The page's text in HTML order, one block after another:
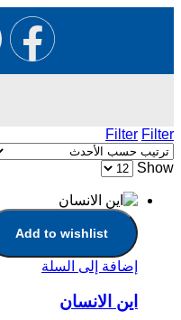
Filter Filter
Show
Add to wishlist
إضافة إلى السلة
اين الانسان